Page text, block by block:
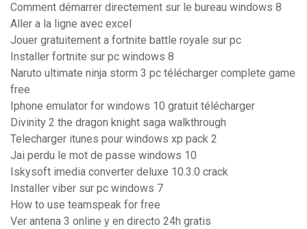
Comment démarrer directement sur le bureau windows 8
Aller a la ligne avec excel
Jouer gratuitement a fortnite battle royale sur pc
Installer fortnite sur pc windows 8
Naruto ultimate ninja storm 3 pc télécharger complete game
free
Iphone emulator for windows 10 gratuit télécharger
Divinity 2 the dragon knight saga walkthrough
Telecharger itunes pour windows xp pack 2
Jai perdu le mot de passe windows 10
Iskysoft imedia converter deluxe 10.3.0 crack
Installer viber sur pc windows 7
How to use teamspeak for free
Ver antena 3 online y en directo 24h gratis